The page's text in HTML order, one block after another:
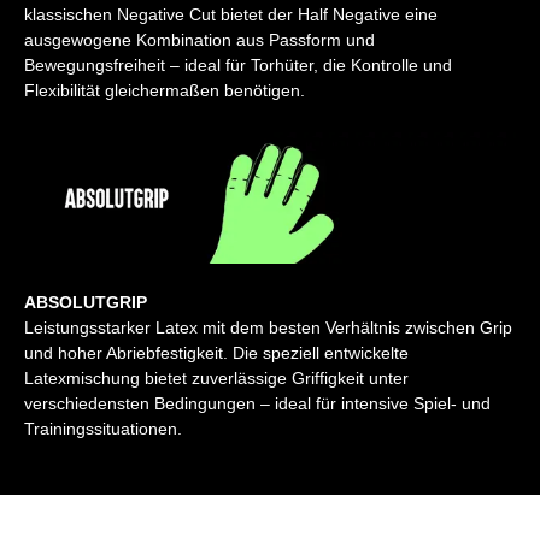
klassischen Negative Cut bietet der Half Negative eine
ausgewogene Kombination aus Passform und
Bewegungsfreiheit – ideal für Torhüter, die Kontrolle und
Flexibilität gleichermaßen benötigen.
ABSOLUTGRIP
Leistungsstarker Latex mit dem besten Verhältnis zwischen Grip
und hoher Abriebfestigkeit. Die speziell entwickelte
Latexmischung bietet zuverlässige Griffigkeit unter
verschiedensten Bedingungen – ideal für intensive Spiel- und
Trainingssituationen.